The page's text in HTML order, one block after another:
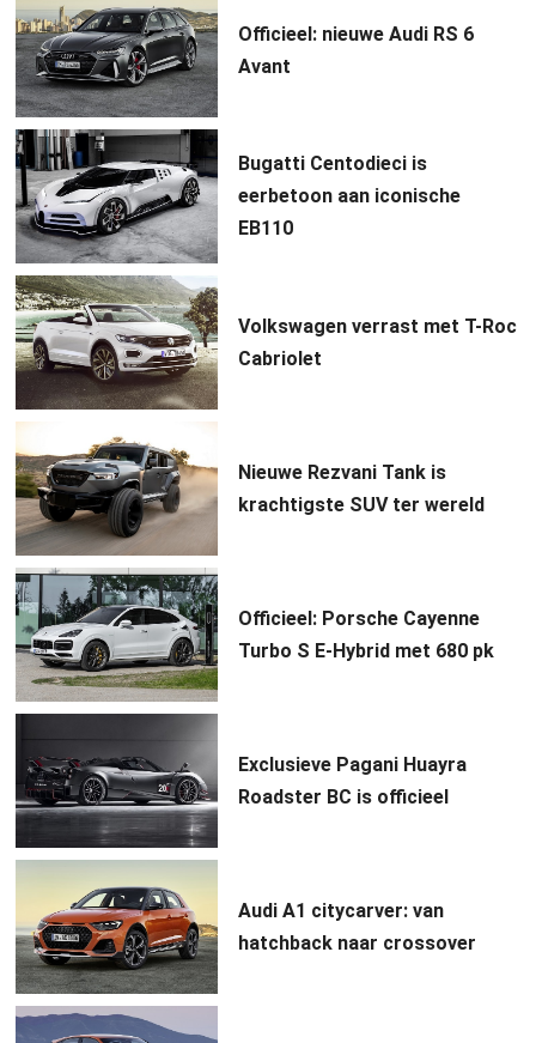
Officieel: nieuwe Audi RS 6
Avant
Bugatti Centodieci is
eerbetoon aan iconische
EB110
Volkswagen verrast met T-Roc
Cabriolet
Nieuwe Rezvani Tank is
krachtigste SUV ter wereld
Officieel: Porsche Cayenne
Turbo S E-Hybrid met 680 pk
Exclusieve Pagani Huayra
Roadster BC is officieel
Audi A1 citycarver: van
hatchback naar crossover